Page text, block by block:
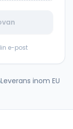
e-post
Leverans inom EU